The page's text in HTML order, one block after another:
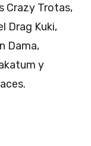
Crazy Trotas,
Drag Kuki,
Dama,
y